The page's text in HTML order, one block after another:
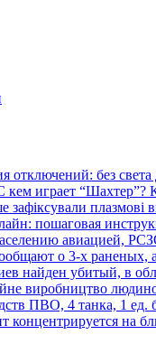
отключений: без света
играет “Шахтер”?
плазмові
пошаговая
авиацией,
о 3-х раненых,
найден убитый, в
виробництво
ПВО, 4 танка, 1 ед.
концентрируется на